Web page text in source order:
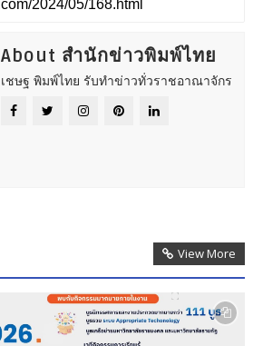
About สำนักข่าวพิมพ์ไทย
เชษฐ พิมพ์ไทย รับทำข่าวทั่วราชอาณาจักร
View More